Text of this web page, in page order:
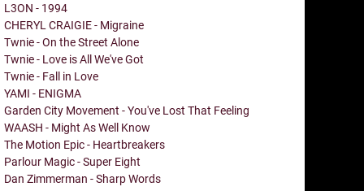
L3ON - 1994
CHERYL CRAIGIE - Migraine
Twnie - On the Street Alone
Twnie - Love is All We've Got
Twnie - Fall in Love
YAMI - ENIGMA
Garden City Movement - You've Lost That Feeling
WAASH - Might As Well Know
The Motion Epic - Heartbreakers
Parlour Magic - Super Eight
Dan Zimmerman - Sharp Words